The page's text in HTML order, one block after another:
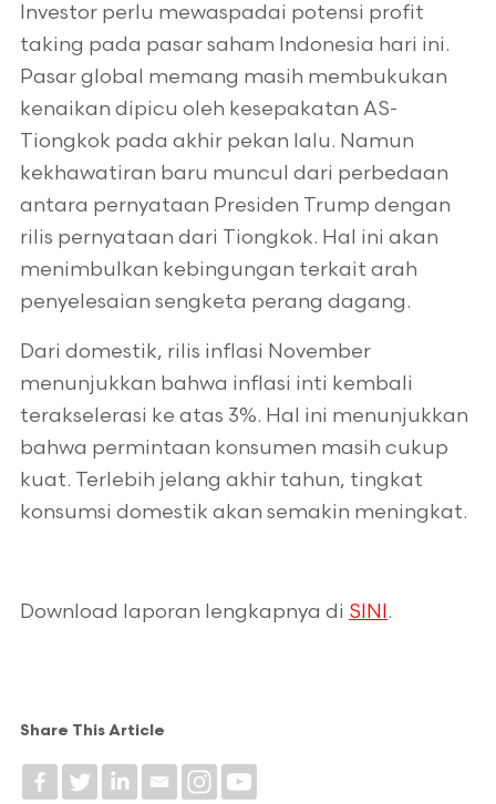
Investor perlu mewaspadai potensi profit
taking pada pasar saham Indonesia hari ini.
Pasar global memang masih membukukan
kenaikan dipicu oleh kesepakatan AS-
Tiongkok pada akhir pekan lalu. Namun
kekhawatiran baru muncul dari perbedaan
antara pernyataan Presiden Trump dengan
rilis pernyataan dari Tiongkok. Hal ini akan
menimbulkan kebingungan terkait arah
penyelesaian sengketa perang dagang.
Dari domestik, rilis inflasi November
menunjukkan bahwa inflasi inti kembali
terakselerasi ke atas 3%. Hal ini menunjukkan
bahwa permintaan konsumen masih cukup
kuat. Terlebih jelang akhir tahun, tingkat
konsumsi domestik akan semakin meningkat.
Download laporan lengkapnya di SINI .
Share This Article